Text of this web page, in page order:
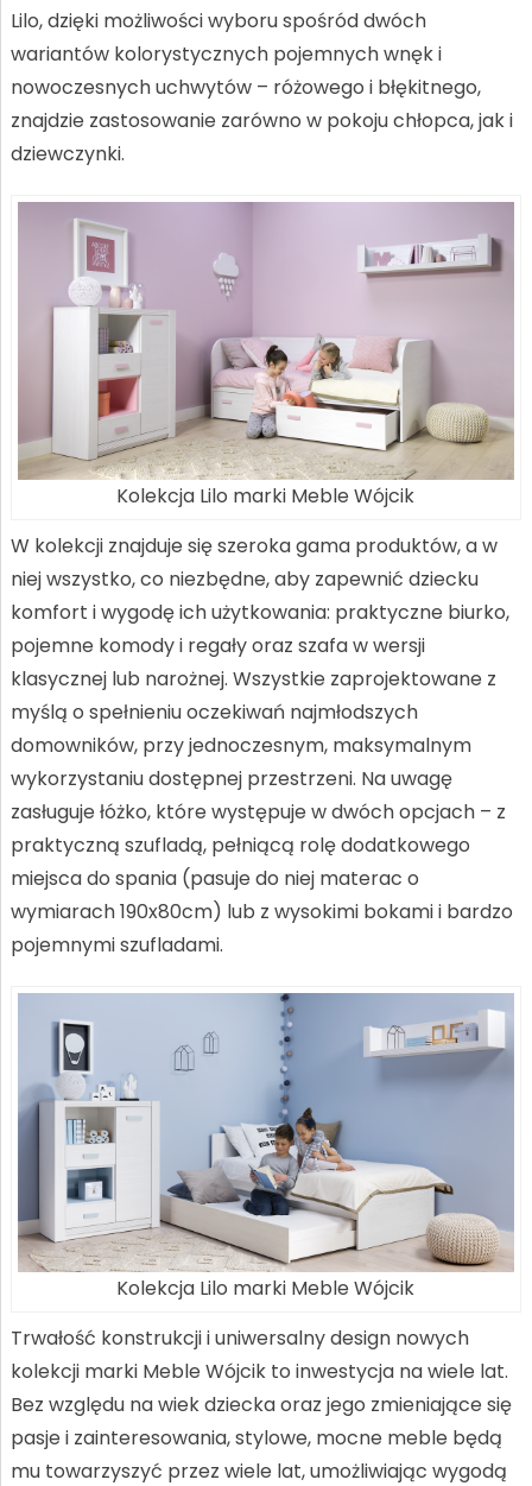
Lilo, dzięki możliwości wyboru spośród dwóch
wariantów kolorystycznych pojemnych wnęk i
nowoczesnych uchwytów – różowego i błękitnego,
znajdzie zastosowanie zarówno w pokoju chłopca, jak i
dziewczynki.
Kolekcja Lilo marki Meble Wójcik
W kolekcji znajduje się szeroka gama produktów, a w
niej wszystko, co niezbędne, aby zapewnić dziecku
komfort i wygodę ich użytkowania: praktyczne biurko,
pojemne komody i regały oraz szafa w wersji
klasycznej lub narożnej. Wszystkie zaprojektowane z
myślą o spełnieniu oczekiwań najmłodszych
domowników, przy jednoczesnym, maksymalnym
wykorzystaniu dostępnej przestrzeni. Na uwagę
zasługuje łóżko, które występuje w dwóch opcjach – z
praktyczną szufladą, pełniącą rolę dodatkowego
miejsca do spania (pasuje do niej materac o
wymiarach 190x80cm) lub z wysokimi bokami i bardzo
pojemnymi szufladami.
Kolekcja Lilo marki Meble Wójcik
Trwałość konstrukcji i uniwersalny design nowych
kolekcji marki Meble Wójcik to inwestycja na wiele lat.
Bez względu na wiek dziecka oraz jego zmieniające się
pasje i zainteresowania, stylowe, mocne meble będą
mu towarzyszyć przez wiele lat, umożliwiając wygodą